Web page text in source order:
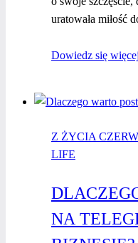
uratowała
Dowiedz się więcej
Z ŻYCIA
LIFE
NA